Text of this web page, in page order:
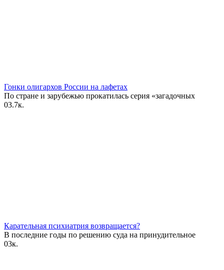
Гонки олигархов России на лафетах
По стране и зарубежью прокатилась серия «загадочных
03.7к.
Карательная психиатрия возвращается?
В последние годы по решению суда на принудительное
03к.